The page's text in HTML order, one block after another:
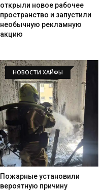
открыли новое рабочее
пространство и запустили
необычную рекламную
акцию
НОВОСТИ ХАЙФЫ
Пожарные установили
вероятную причину